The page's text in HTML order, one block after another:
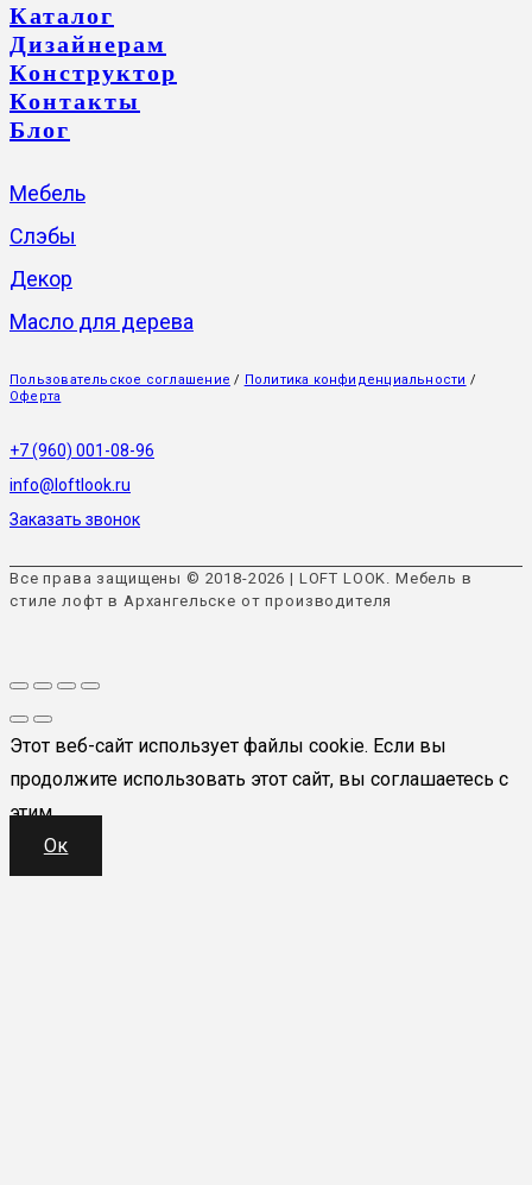
Каталог
Дизайнерам
Конструктор
Контакты
Блог
Мебель
Слэбы
Декор
Масло для дерева
Пользовательское соглашение / Политика конфиденциальности /
Оферта
+7 (960) 001-08-96
info@loftlook.ru
Заказать звонок
Все права защищены © 2018-2026 | LOFT LOOK. Мебель в
стиле лофт в Архангельске от производителя
Этот веб-сайт использует файлы cookie. Если вы
продолжите использовать этот сайт, вы соглашаетесь с
этим.
Ок